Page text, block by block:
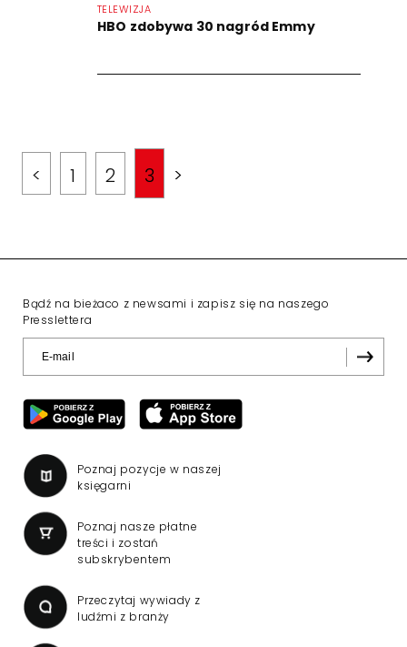
TELEWIZJA
HBO zdobywa 30 nagród Emmy
< 1 2 3 >
Bądź na bieżaco z newsami i zapisz się na naszego
Presslettera
Poznaj pozycje w naszej
księgarni
Poznaj nasze płatne
treści i zostań
subskrybentem
Przeczytaj wywiady z
ludźmi z branży